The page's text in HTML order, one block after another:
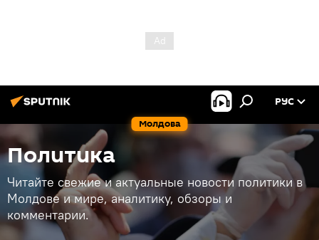
Молдова
РУС
Политика
Читайте свежие и актуальные новости политики в
Молдове и мире, аналитику, обзоры и
комментарии.